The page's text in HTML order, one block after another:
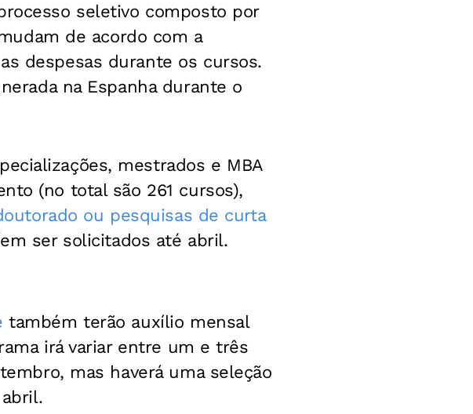
seletivo composto por
de acordo com a
despesas durante os cursos.
na Espanha durante o
mestrados e MBA
(no total são 261 cursos),
ou pesquisas de curta
ser solicitados até abril.
também terão auxílio mensal
irá variar entre um e três
mas haverá uma seleção